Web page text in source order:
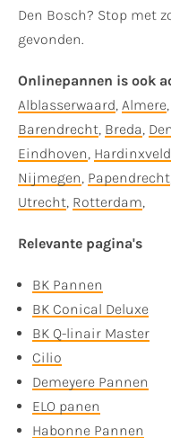
Den Bosch? Stop met
gevonden.
Onlinepannen is ook
Alblasserwaard, Almere,
Barendrecht, Breda,
Eindhoven, Hardinxveld
Nijmegen, Papendrecht
Utrecht, Rotterdam,
Relevante pagina's
BK Pannen
BK Conical Deluxe
BK Q-linair Master
Cilio
Demeyere Pannen
ELO panen
Habonne Pannen